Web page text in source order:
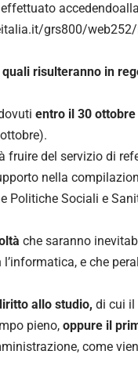
effettuato accedendoalla
grs800/
risulteranno in
entro il 30 ottobre
fruire del servizio di
nella
Politiche Sociali e
che saranno
e che
allo studio, di cui il
pieno, oppure il
come